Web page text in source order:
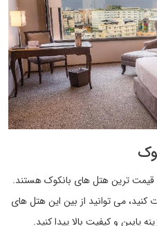
های 2 ستاره ارزان قیمت ترین هتل های بانکوک هستند.
کنید، می توانید از بین این هتل های